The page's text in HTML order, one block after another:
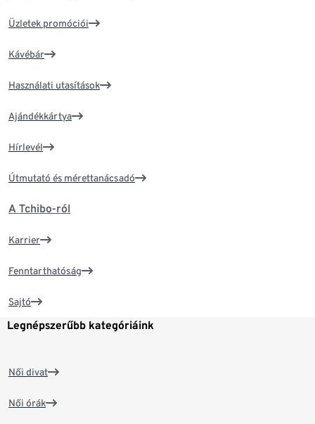
Üzletek promóciói
Kávébár
Használati utasítások
Ajándékkártya
Hírlevél
Útmutató és mérettanácsadó
A Tchibo-ról
Karrier
Fenntarthatóság
Sajtó
Legnépszerűbb kategóriáink
Női divat
Női órák